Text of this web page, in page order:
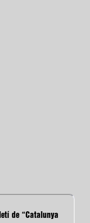
de “Catalunya